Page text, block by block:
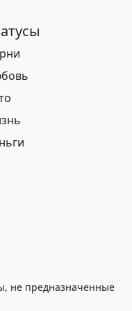
не предназначенные